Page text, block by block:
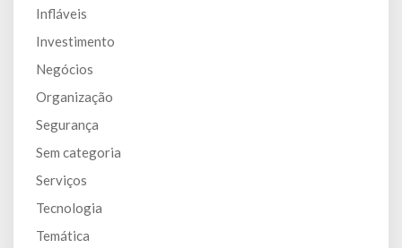
Infláveis
Investimento
Negócios
Organização
Segurança
Sem categoria
Serviços
Tecnologia
Temática